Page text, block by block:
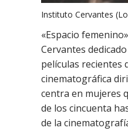
Instituto Cervantes
«Espacio
Cervantes
películas recientes
cinematográfica
centra en mujeres
de los cincuenta
de la